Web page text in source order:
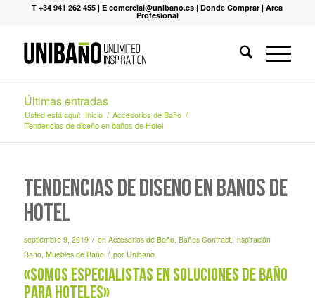
T +34 941 262 455 |E comercial@unibano.es |Donde Comprar |Area
Profesional
Últimas entradas
Usted está aquí: Inicio / Accesorios de Baño /
Tendencias de diseño en baños de Hotel
Tendencias de diseño en baños de
Hotel
septiembre 9, 2019 / en Accesorios de Baño, Baños Contract, Inspiración
Baño, Muebles de Baño / por Unibaño
«Somos especialistas en soluciones de baño
para hoteles»